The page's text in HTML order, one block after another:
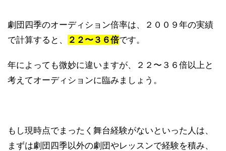
劇団四季のオーディション倍率は、２００９年の実績
で計算すると、
２２〜３６倍です。
年によっても微妙に違いますが、２２〜３６倍以上と
考えてオーディションに臨みましょう。
もし現時点でまったく舞台経験がないといった人は、
まずは劇団四季以外の劇団やレッスンで経験を積み、